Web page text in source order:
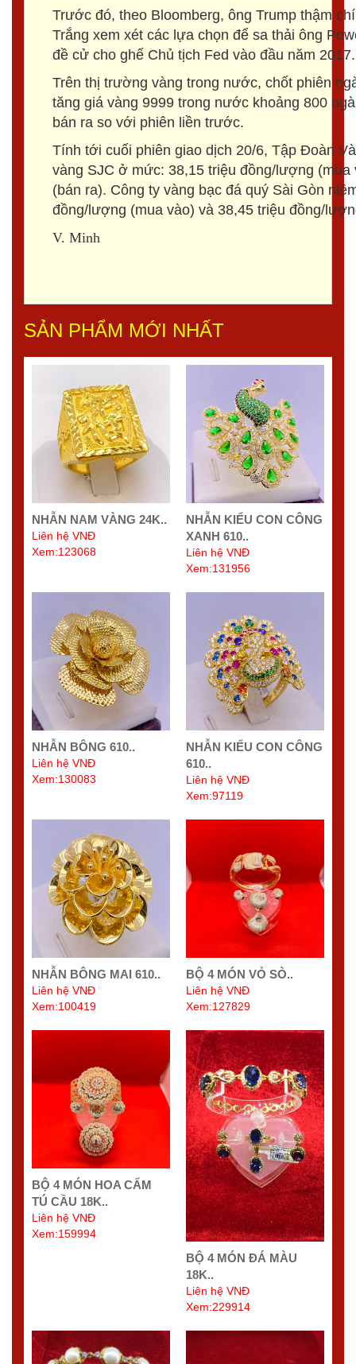
Trước đó, theo Bloomberg, ông Trump thậm
Trắng xem xét các lựa chọn để sa thải ông
đề cử cho ghế Chủ tịch Fed vào đầu năm 2017.
Trên thị trường vàng trong nước, chốt phiên
tăng giá vàng 9999 trong nước khoảng 800
bán ra so với phiên liền trước.
Tính tới cuối phiên giao dịch 20/6, Tập Đoàn
vàng SJC ở mức: 38,15 triệu đồng/lượng
(bán ra). Công ty vàng bạc đá quý Sài Gòn
đồng/lượng (mua vào) và 38,45 triệu đồng/
V. Minh
SẢN PHẨM MỚI NHẤT
NHẪN NAM VÀNG 24K..
Liên hệ VNĐ
Xem:123068
NHẪN KIỂU CON CÔNG
XANH 610..
Liên hệ VNĐ
Xem:131956
NHẪN BÔNG 610..
Liên hệ VNĐ
Xem:130083
NHẪN KIỂU CON CÔNG
610..
Liên hệ VNĐ
Xem:97119
NHẪN BÔNG MAI 610..
Liên hệ VNĐ
Xem:100419
BỘ 4 MÓN VỎ SÒ..
Liên hệ VNĐ
Xem:127829
BỘ 4 MÓN HOA CẨM
TÚ CẦU 18K..
Liên hệ VNĐ
Xem:159994
BỘ 4 MÓN ĐÁ MÀU
18K..
Liên hệ VNĐ
Xem:229914